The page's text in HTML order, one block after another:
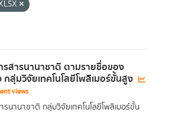
สารนานาชาติ ตามรายชื่อของ
ลุ่มวิจัยเทคโนโลยีโพลิเมอร์ขั้นสูง
views
นานาชาติ กลุ่มวิจัยเทคโนโลยีโพลิเมอร์ขั้น